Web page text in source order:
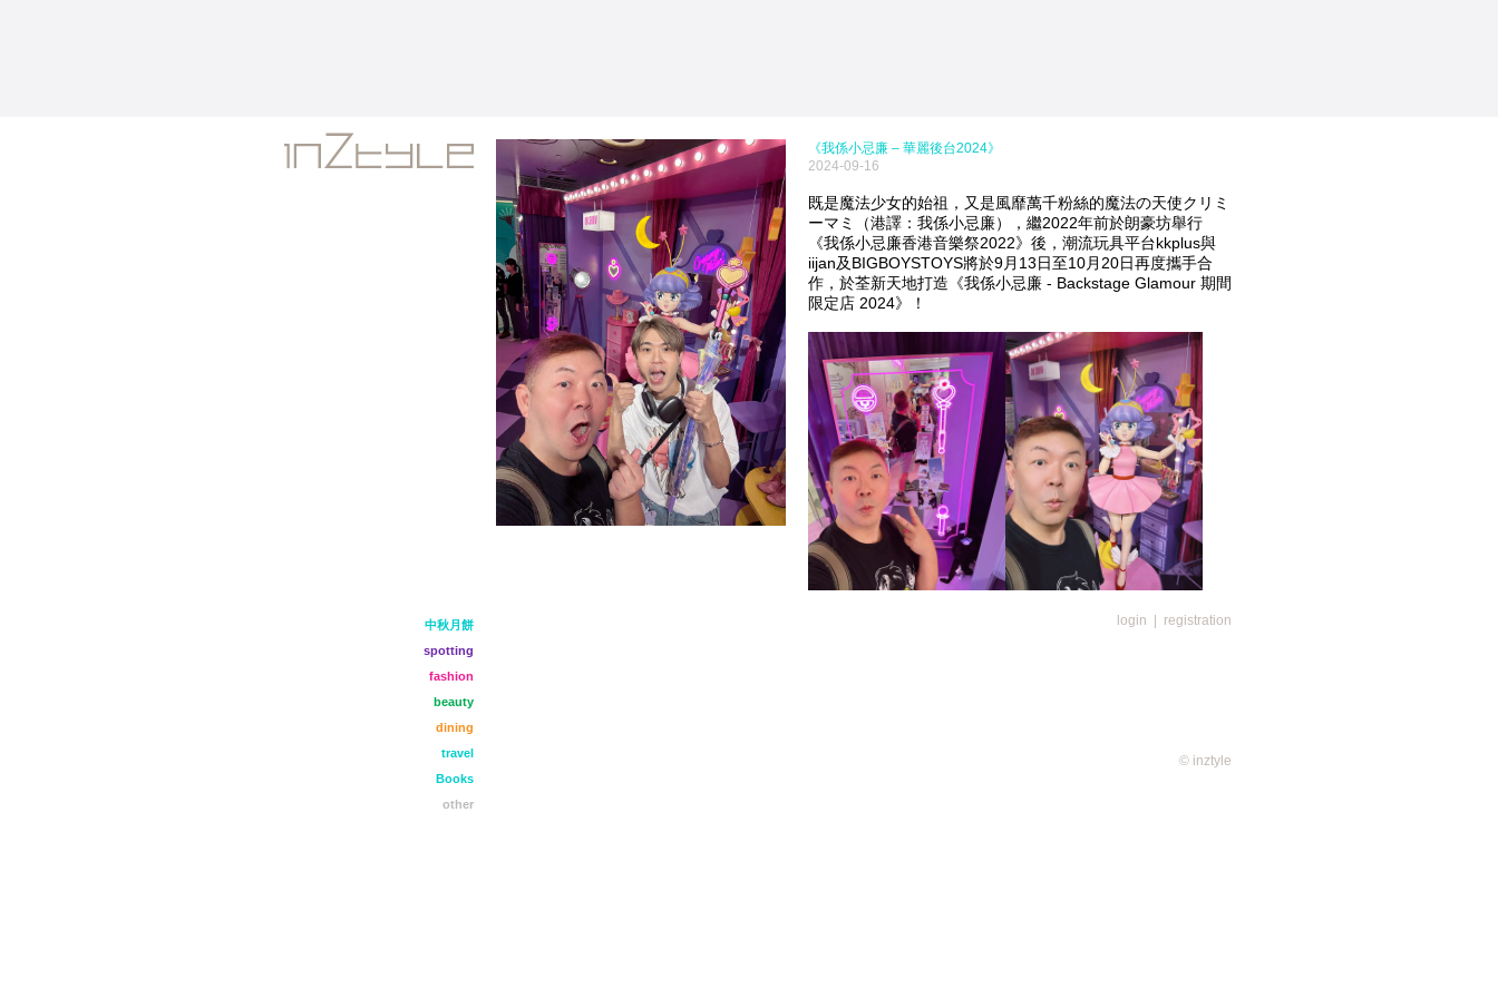
《我係小忌廉 – 華麗後台2024》
2024-09-16
既是魔法少女的始祖，又是風靡萬千粉絲的魔法の天使クリミ
ーマミ（港譯：我係小忌廉），繼2022年前於朗豪坊舉行
《我係小忌廉香港音樂祭2022》後，潮流玩具平台kkplus與
iijan及BIGBOYSTOYS將於9月13日至10月20日再度攜手合
作，於荃新天地打造《我係小忌廉 - Backstage Glamour 期間
限定店 2024》！
身穿華麗舞台服飾的永遠少女IDOL小忌廉將於經典化妝間現
中秋月餅
spotting
fashion
beauty
dining
travel
Books
other
login registration
© inztyle